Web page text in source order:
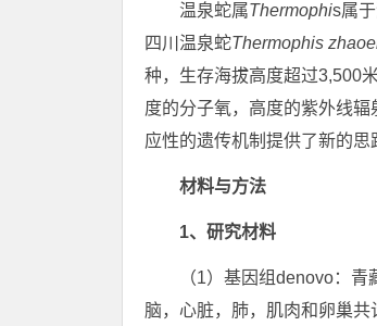
温泉蛇属Thermophis属
四川温泉蛇Thermophis
种，生存海拔高度超过3,500
度的分子氧，高度的紫外线
应性的遗传机制提供了新的思
材料与方法
1、研究材料
（1）基因组denovo：
脑，心脏，肺，肌肉和卵巢共